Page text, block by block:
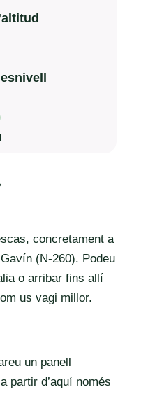
concretament a
(N-260). Podeu
o arribar fins allí
us vagi millor.
un panell
partir d’aquí només